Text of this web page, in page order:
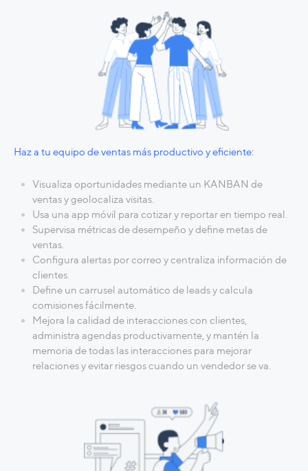
Haz a tu equipo de ventas más productivo y eficiente:
Visualiza oportunidades mediante un KANBAN de
ventas y geolocaliza visitas.
Usa una app móvil para cotizar y reportar en tiempo real.
Supervisa métricas de desempeño y define metas de
ventas.
Configura alertas por correo y centraliza información de
clientes.
Define un carrusel automático de leads y calcula
comisiones fácilmente.
Mejora la calidad de interacciones con clientes,
administra agendas productivamente, y mantén la
memoria de todas las interacciones para mejorar
relaciones y evitar riesgos cuando un vendedor se va.